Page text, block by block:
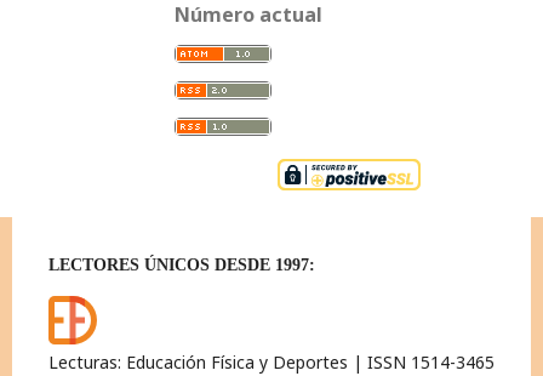
Número actual
LECTORES ÚNICOS DESDE 1997:
Lecturas: Educación Física y Deportes | ISSN 1514-3465